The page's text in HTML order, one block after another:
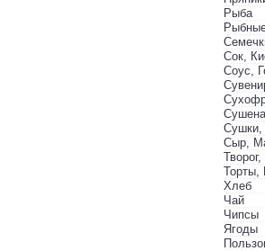
Рыба
Сок,
Соус,
Сушки,
Сыр,
Торты,
Хлеб
Чай
Чипсы
Ягоды